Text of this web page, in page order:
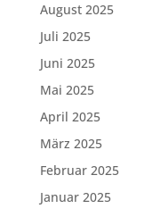
August 2025
Juli 2025
Juni 2025
Mai 2025
April 2025
März 2025
Februar 2025
Januar 2025